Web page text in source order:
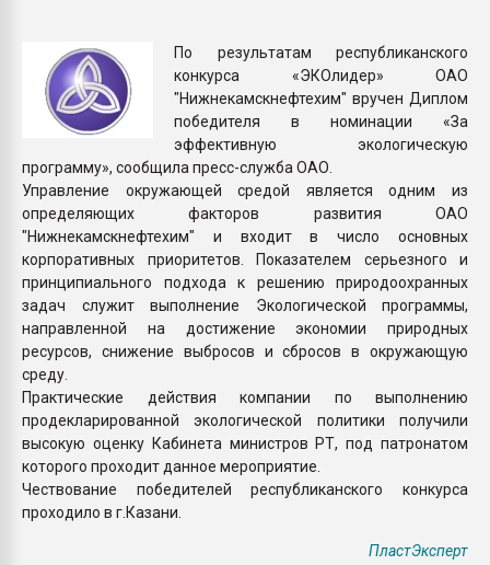
ПЕРЕЙТИ НА
По результатам республиканского
конкурса «ЭКОлидер» ОАО
"Нижнекамскнефтехим" вручен Диплом
победителя в номинации «За
эффективную экологическую
программу», сообщила пресс-служба ОАО.
Управление окружающей средой является одним из
определяющих факторов развития ОАО
"Нижнекамскнефтехим" и входит в число основных
корпоративных приоритетов. Показателем серьезного и
принципиального подхода к решению природоохранных
задач служит выполнение Экологической программы,
направленной на достижение экономии природных
ресурсов, снижение выбросов и сбросов в окружающую
среду.
Практические действия компании по выполнению
продекларированной экологической политики получили
высокую оценку Кабинета министров РТ, под патронатом
которого проходит данное мероприятие.
Чествование победителей республиканского конкурса
проходило в г.Казани.
ПластЭксперт